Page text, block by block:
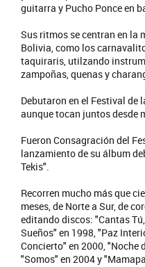
guitarra y Pucho Ponce en
Sus ritmos se centran en la
Bolivia, como los
taquiraris, utilzando
zampoñas, quenas y
Debutaron en el Festival de
aunque tocan juntos desde
Fueron Consagración del
lanzamiento de su álbum
Tekis".
Recorren mucho más que
meses, de Norte a Sur, de
editando discos: "Cantas
Sueños" en 1998, "Paz
Concierto" en 2000, "Noche
"Somos" en 2004 y